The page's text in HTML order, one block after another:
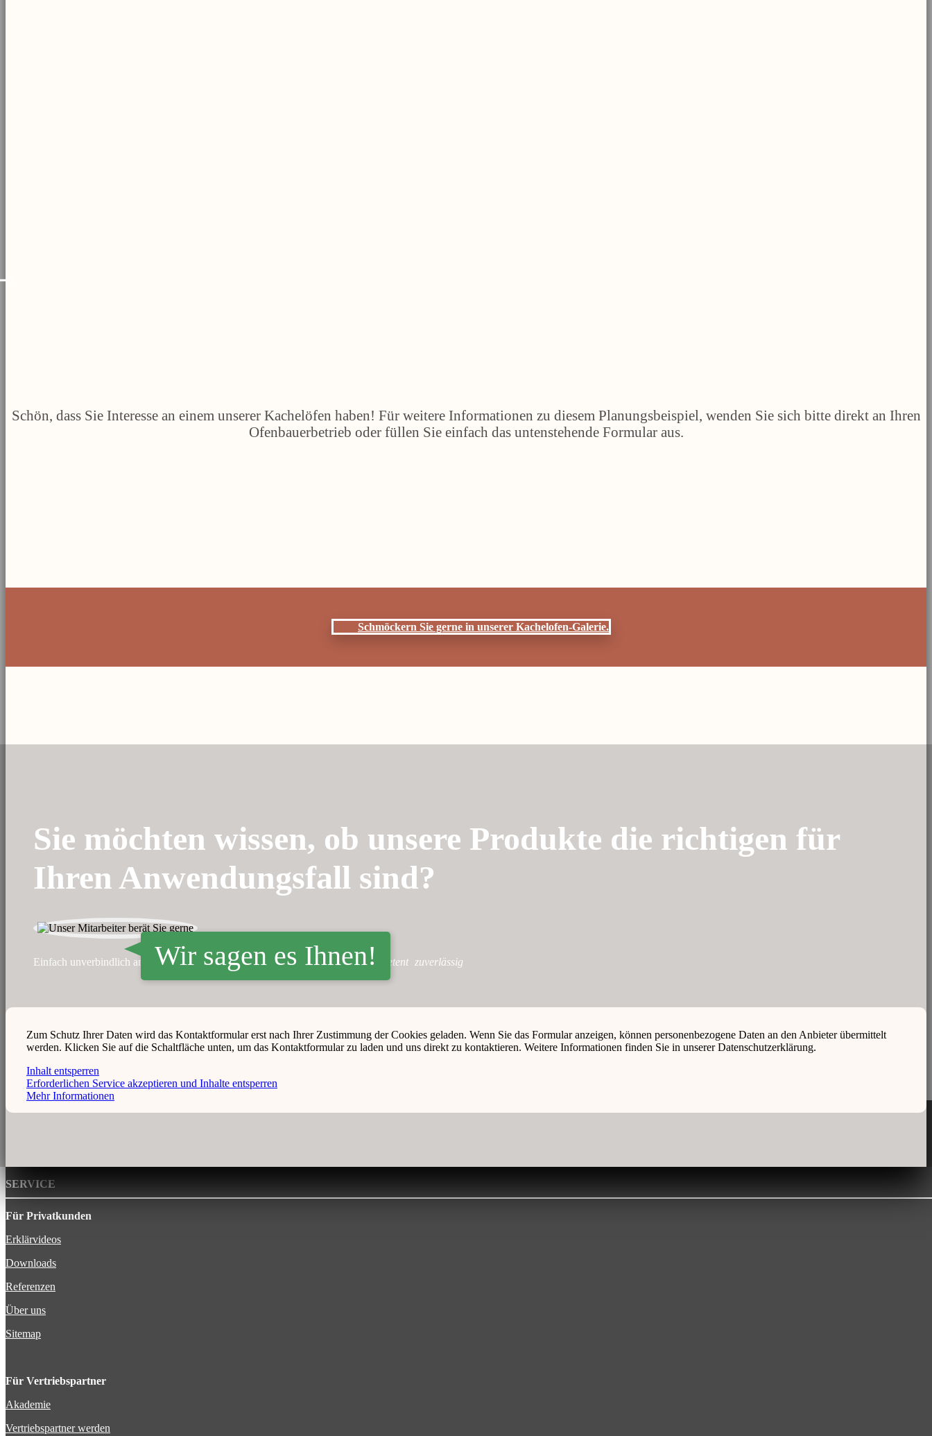
Schön, dass Sie Interesse an einem unserer Kachelöfen haben! Für weitere Informationen zu diesem Planungsbeispiel, wenden Sie sich bitte direkt an Ihren
Ofenbauerbetrieb oder füllen Sie einfach das untenstehende Formular aus.
Schmöckern Sie gerne in unserer Kachelofen-Galerie.
Sie möchten wissen, ob unsere Produkte die richtigen für
Ihren Anwendungsfall sind?
Wir sagen es Ihnen!
Einfach unverbindlich anfragen, wir beraten Sie gerne persönlich. schnell kompetent zuverlässig
Zum Schutz Ihrer Daten wird das Kontaktformular erst nach Ihrer Zustimmung der Cookies geladen. Wenn Sie das Formular anzeigen, können personenbezogene Daten an den Anbieter übermittelt
werden. Klicken Sie auf die Schaltfläche unten, um das Kontaktformular zu laden und uns direkt zu kontaktieren. Weitere Informationen finden Sie in unserer Datenschutzerklärung.
Inhalt entsperren
Erforderlichen Service akzeptieren und Inhalte entsperren
Mehr Informationen
SERVICE
Für Privatkunden
Erklärvideos
Downloads
Referenzen
Über uns
Sitemap
Für Vertriebspartner
Akademie
Vertriebspartner werden